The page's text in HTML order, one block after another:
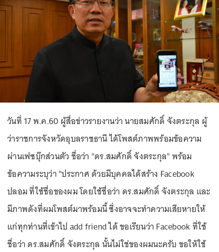
วันที่ 17 พ.ค.60 ผู้สื่อข่าวรายงานว่า นายสมศักดิ์ จังตระกุล ผู้
ว่าราชการจังหวัดอุบลราชธานี ได้โพสต์ภาพพร้อมข้อความ
ผ่านเฟซบุ๊กส่วนตัว ชื่อว่า "ดร.สมศักดิ์ จังตระกุล" พร้อม
ข้อความระบุว่า "ประกาศ ด้วยมีบุคคลได้สร้าง Facebook
ปลอม ที่ใช้ชื่อของผม โดยใช้ชื่อว่า ดร.สมศักดิ์ จังตระกุล และ
มีภาพดังที่ผมโพสต์มาพร้อมนี้ ซึ่งอาจจะทำความเสียหายให้
แก่ทุกท่านที่เข้าไป add friend ได้ ขอเรียนว่า Facebook ที่ใช้
ชื่อว่า ดร.สมศักดิ์ จังตระกุล นั้นไม่ใช่ของผมนะครับ ขอให้ใช้